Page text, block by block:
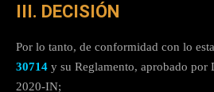
III. DECISIÓN
Por lo tanto, de conformidad con lo
30714 y su Reglamento, aprobado por
2020-IN;